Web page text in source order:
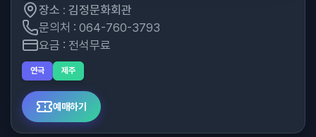
장소 : 김정문화회관
문의처 : 064-760-3793
요금 : 전석무료
연극 제주
예매하기